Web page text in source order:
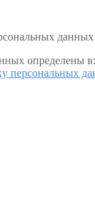
данных
определены
персональных